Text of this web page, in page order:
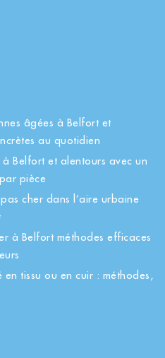
âgées à Belfort et
au quotidien
Belfort et alentours avec un
pièce
cher dans l’aire urbaine
à Belfort méthodes efficaces
tissu ou en cuir : méthodes,